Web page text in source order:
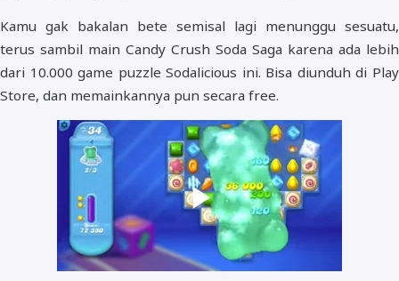
Kamu gak bakalan bete semisal lagi menunggu sesuatu,
terus sambil main Candy Crush Soda Saga karena ada lebih
dari 10.000 game puzzle Sodalicious ini. Bisa diunduh di Play
Store, dan memainkannya pun secara free.